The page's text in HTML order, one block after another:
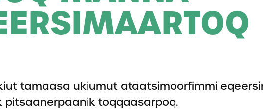
tamaasa ukiumut ataatsimoorfimmi
pitsaanerpaanik toqqaasarpoq.